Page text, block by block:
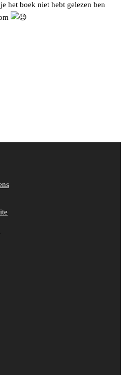
het boek niet hebt gelezen ben